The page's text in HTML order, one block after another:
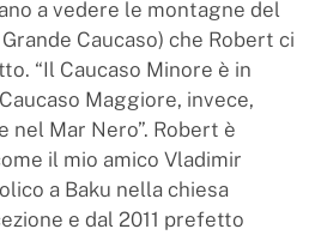
a vedere le montagne del
Caucaso) che Robert ci
“Il Caucaso Minore è in
Maggiore, invece,
nel Mar Nero”. Robert è
il mio amico Vladimir
a Baku nella chiesa
e dal 2011 prefetto